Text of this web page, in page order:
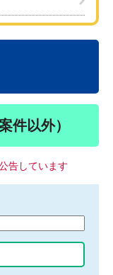
件以外）
告しています